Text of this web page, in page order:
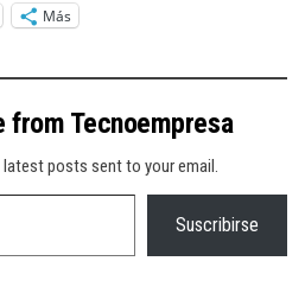
Más
from Tecnoempresa
posts sent to your email.
Suscribirse